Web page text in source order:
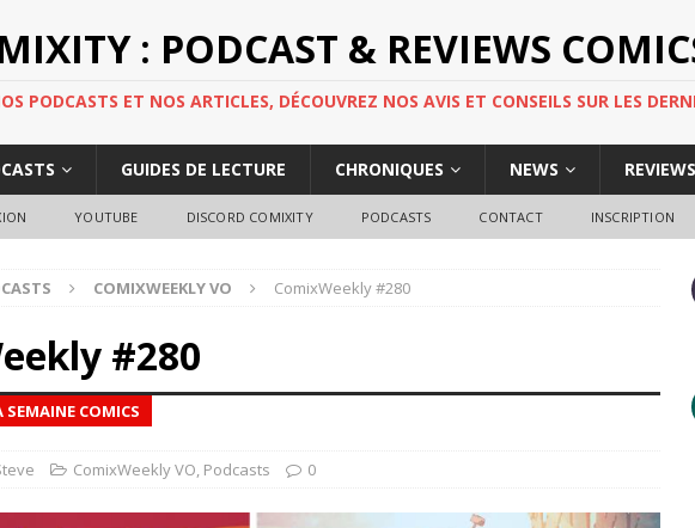
: PODCAST & REVIEWS
PODCASTS ET NOS ARTICLES, DÉCOUVREZ NOS AVIS ET CONSEILS SUR LES
GUIDES DE LECTURE CHRONIQUES NEWS REVIEWS
YOUTUBE DISCORD COMIXITY PODCASTS CONTACT INSCRIPTION
COMIXWEEKLY VO ComixWeekly #280
#280
SEMAINE COMICS
ComixWeekly VO, Podcasts 0